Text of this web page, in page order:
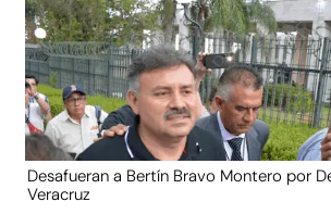
Desafueran a Bertín Bravo Montero por
Veracruz